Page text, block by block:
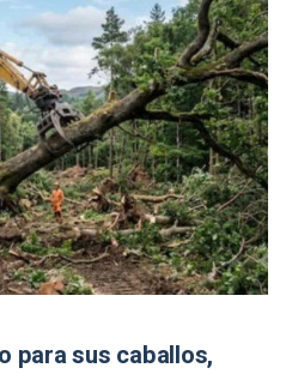
para sus caballos,